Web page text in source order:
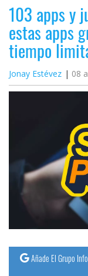
103 apps y
estas apps
tiempo
Jonay Estévez 08
Añade El Grupo